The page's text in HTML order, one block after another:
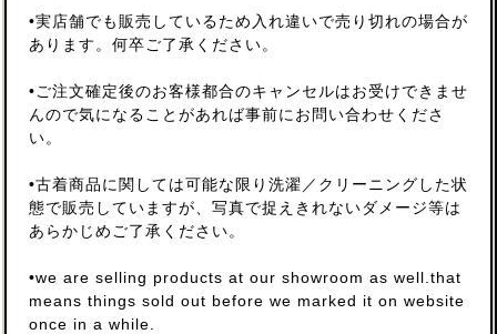
•実店舗でも販売しているため入れ違いで売り切れの場合が
あります。何卒ご了承ください。
•ご注文確定後のお客様都合のキャンセルはお受けできませ
んので気になることがあれば事前にお問い合わせくださ
い。
•古着商品に関しては可能な限り洗濯／クリーニングした状
態で販売していますが、写真で捉えきれないダメージ等は
あらかじめご了承ください。
•we are selling products at our showroom as well.that
means things sold out before we marked it on website
once in a while.